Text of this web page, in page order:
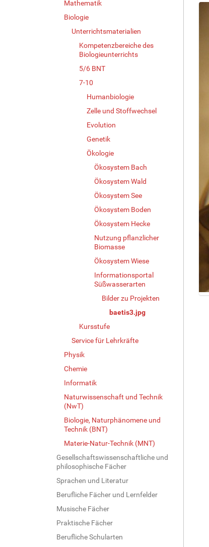
Mathematik
Biologie
Unterrichtsmaterialien
Kompetenzbereiche des
Biologieunterrichts
5/6 BNT
7-10
Humanbiologie
Zelle und Stoffwechsel
Evolution
Genetik
Ökologie
Ökosystem Bach
Ökosystem Wald
Ökosystem See
Ökosystem Boden
Ökosystem Hecke
Nutzung pflanzlicher
Biomasse
Ökosystem Wiese
Informationsportal
Süßwasserarten
Bilder zu Projekten
baetis3.jpg
Kursstufe
Service für Lehrkräfte
Physik
Chemie
Informatik
Naturwissenschaft und Technik
(NwT)
Biologie, Naturphänomene und
Technik (BNT)
Materie-Natur-Technik (MNT)
Gesellschaftswissenschaftliche und
philosophische Fächer
Sprachen und Literatur
Berufliche Fächer und Lernfelder
Musische Fächer
Praktische Fächer
Berufliche Schularten